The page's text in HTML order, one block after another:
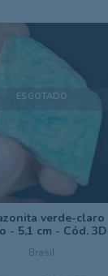
ESGOTADO
Brasil
verde-claro
- 5,1 cm - Cód.